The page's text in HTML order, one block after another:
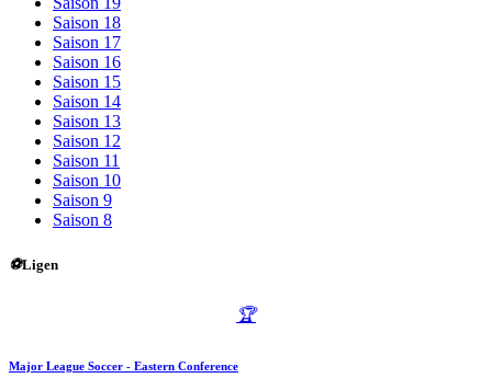
Saison 18
Saison 17
Saison 16
Saison 15
Saison 14
Saison 13
Saison 12
Saison 11
Saison 10
Saison 9
Saison 8
⚽Ligen
🏆
Major League Soccer - Eastern Conference